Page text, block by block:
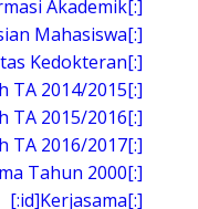
Akademik[:]
Mahasiswa[:]
Kedokteran[:]
TA 2014/2015[:]
TA 2015/2016[:]
TA 2016/2017[:]
Tahun 2000[:]
[:id]Kerjasama[:]